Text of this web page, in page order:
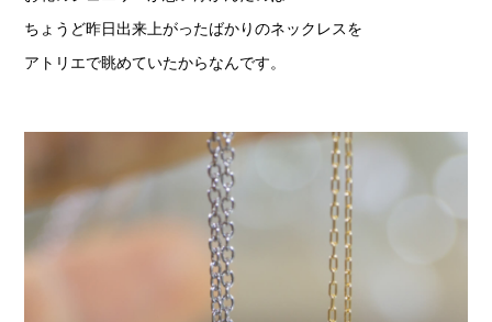
ちょうど昨日出来上がったばかりのネックレスを
アトリエで眺めていたからなんです。